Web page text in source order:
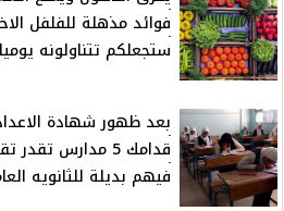
فوائد مذهلة للفلفل
ستجعلكم تتناولونه يوميا
بعد ظهور شهادة
قدامك 5 مدارس تقدر
فيهم بديلة للثانويه